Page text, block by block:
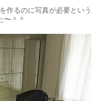
作るのに写真が必要という
〜＾＾